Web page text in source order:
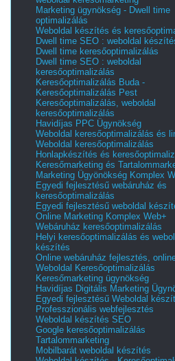
Marketing ügynökség - Dwell time
optimalizálás
Weboldal készítés és
Dwell time SEO : weboldal
Dwell time keresőoptimalizálás
Dwell time SEO : weboldal
keresőoptimalizálás
Keresőoptimalizálás Buda -
Keresőoptimalizálás Pest
Keresőoptimalizálás, weboldal
keresőoptimalizálás
Havidíjas PPC Ügynökség
Weboldal keresőoptimalizálás és
Weboldal keresőoptimalizálás
Honlapkészítés és
Keresőmarketing és
Marketing Ügyönökség Komplex
Egyedi fejlesztésű webáruház és
keresőoptimalizálás
Egyedi fejlesztésű weboldal
Online Marketing Komplex Web+
Webáruház keresőoptimalizálás
Helyi keresőoptimalizálás és
készítés
Online webáruház fejlesztés,
Weboldal Keresőoptimalizálás
Keresőmarketing ügynökség
Havidíjas Digitális Marketing
Egyedi fejlesztésű Weboldal
Professzionális webfejlesztés
Weboldal készítés SEO
Google keresőoptimalizálás
Tartalommarketing
Mobilbarát weboldal készítés